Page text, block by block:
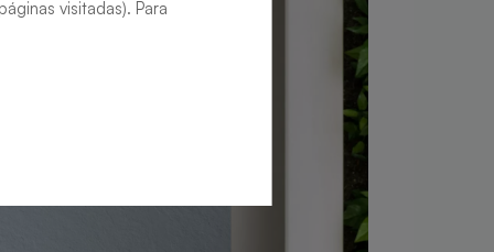
visitadas). Para